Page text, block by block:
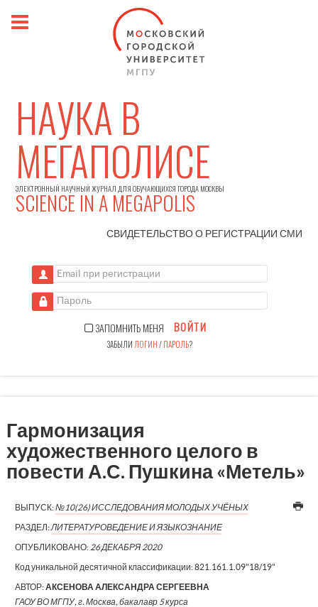
НАУКА В
МЕГАПОЛИСЕ
ЭЛЕКТРОННЫЙ НАУЧНЫЙ ЖУРНАЛ ДЛЯ ОБУЧАЮЩИХСЯ ГОРОДА МОСКВЫ
SCIENCE IN A MEGAPOLIS
СВИДЕТЕЛЬСТВО О РЕГИСТРАЦИИСМИ
Email при регистрации
Пароль
ЗАПОМНИТЬ МЕНЯ ВОЙТИ
ЗАБЫЛИ ЛОГИН/ПАРОЛЬ?
Гармонизация
художественного целого в
повести А.С. Пушкина «Метель»
ВЫПУСК:№10(26) ИССЛЕДОВАНИЯ МОЛОДЫХ УЧЁНЫХ
РАЗДЕЛ:ЛИТЕРАТУРОВЕДЕНИЕ И ЯЗЫКОЗНАНИЕ
ОПУБЛИКОВАНО: 26 ДЕКАБРЯ 2020
Код уникальной десятичной классификации:821.161.1.09"18/19"
АВТОР:АКСЕНОВА АЛЕКСАНДРА СЕРГЕЕВНА
ГАОУ ВО МГПУ, г. Москва, бакалавр 5 курса